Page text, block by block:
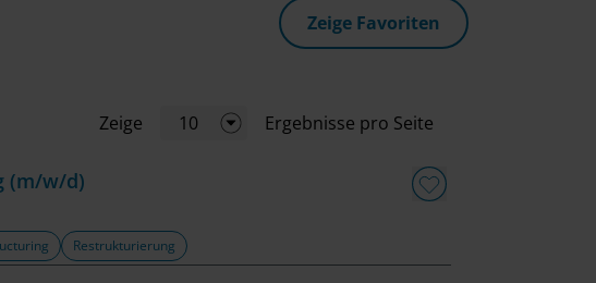
Zeige Favoriten
Zeige 10 Ergebnisse pro Seite
(m/w/d)
Restrukturierung